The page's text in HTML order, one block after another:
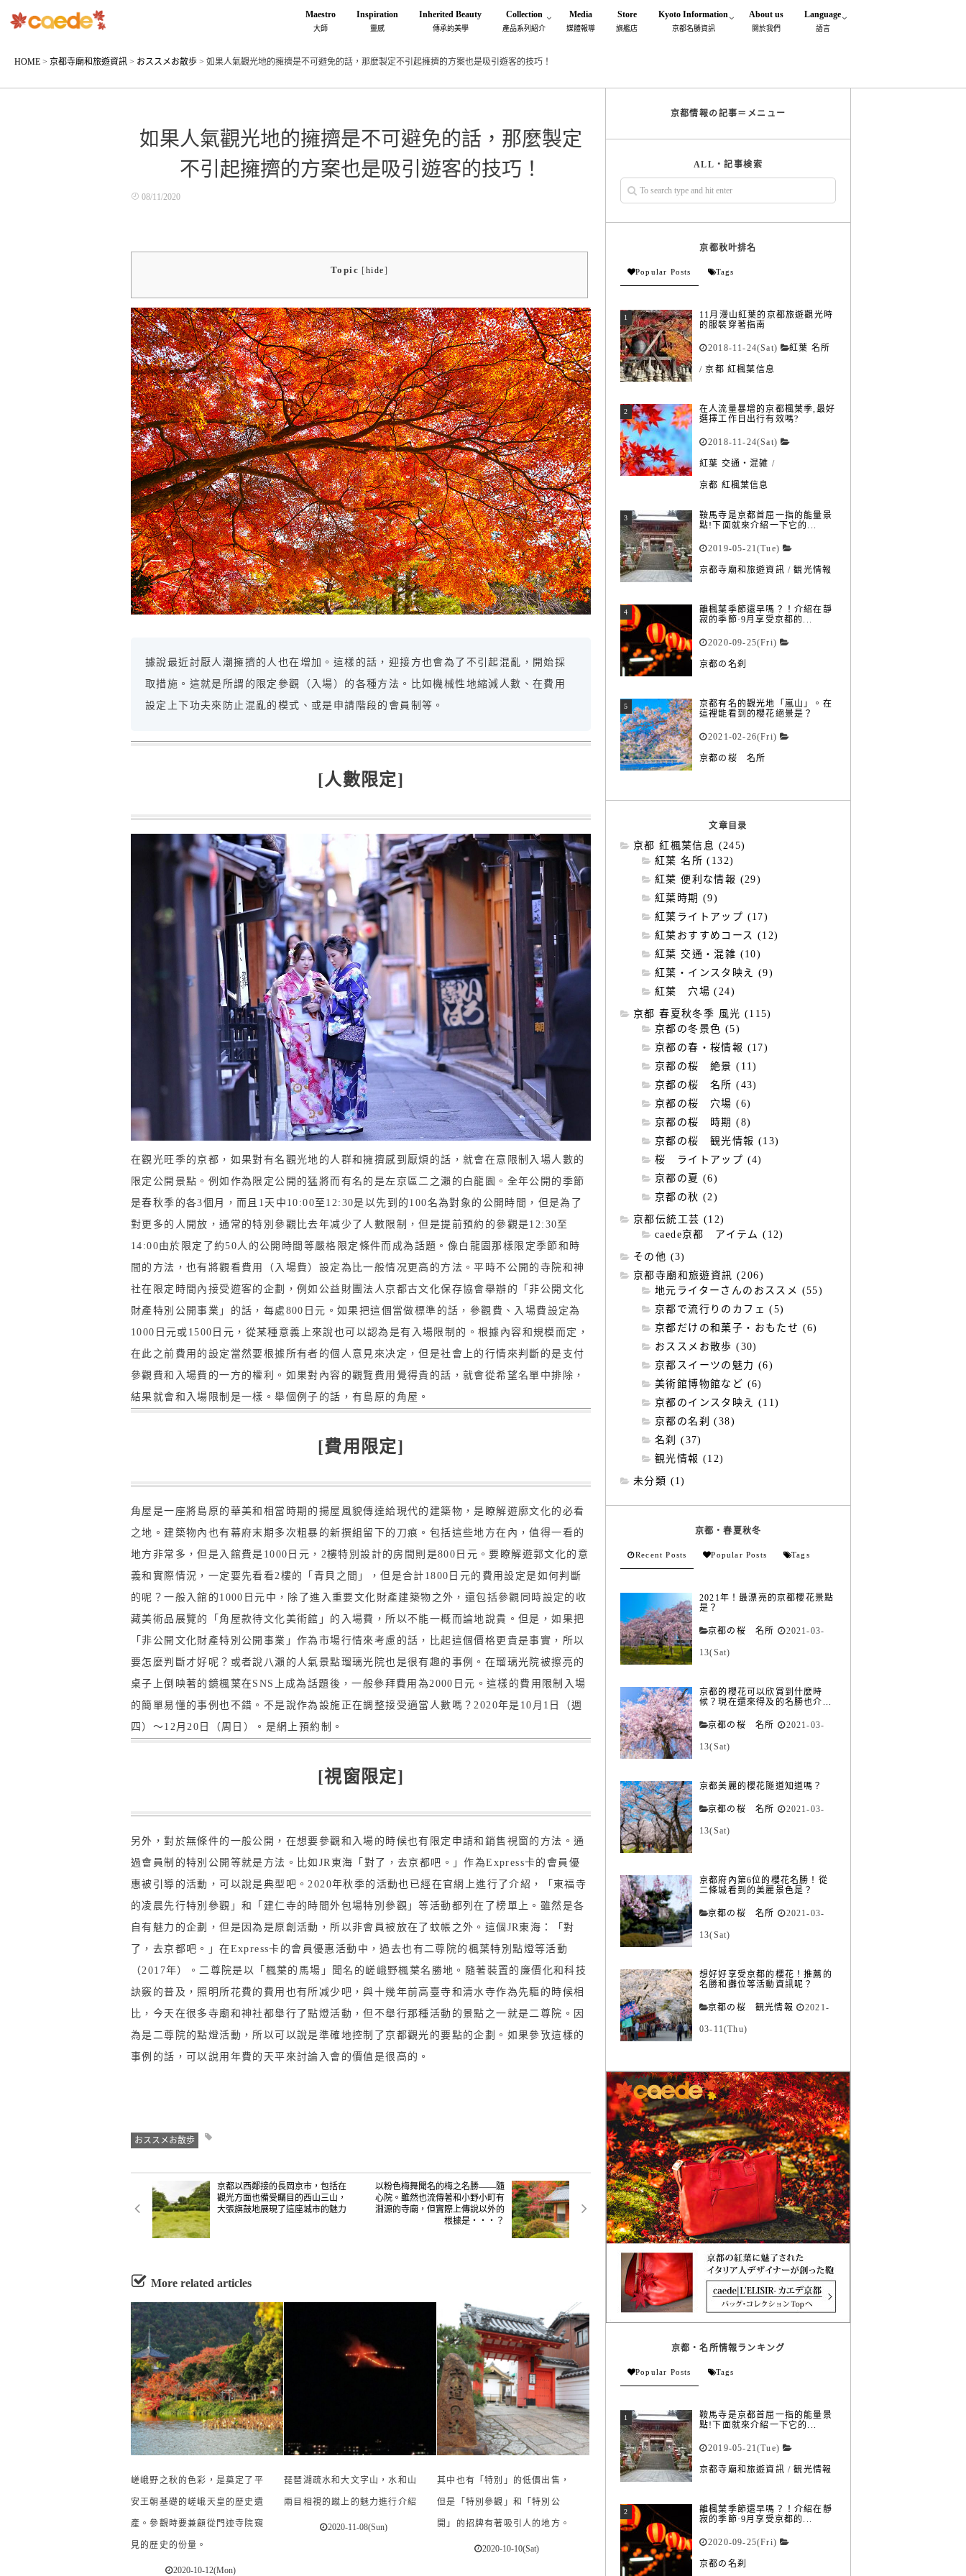
Maestro
大師
Inspiration
靈感
Inherited Beauty
傳承的美學
Collection
產品系列紹介
Media
媒體報導
Store
旗艦店
Kyoto Information
京都名勝資訊
About us
閞於我們
Language
語言
HOME > 京都寺廟和旅遊資訊 > おススメお散歩 > 如果人氣觀光地的擁擠是不可避免的話，那麼製定不引起擁擠的方案也是吸引遊客的技巧！
如果人氣觀光地的擁擠是不可避免的話，那麼製定
不引起擁擠的方案也是吸引遊客的技巧！
08/11/2020
Topic [hide]
據說最近討厭人潮擁擠的人也在增加。這樣的話，迎接方也會為了不引起混亂，開始採
取措施。這就是所謂的限定參觀（入場）的各種方法。比如機械性地縮減人數、在費用
設定上下功夫來防止混亂的模式、或是申請階段的會員制等。
[人數限定]
在觀光旺季的京都，如果對有名觀光地的人群和擁擠感到厭煩的話，就會在意限制入場人數的
限定公開景點。例如作為限定公開的猛將而有名的是左京區二之瀨的白龍園。全年公開的季節
是春秋季的各3個月，而且1天中10:00至12:30是以先到的100名為對象的公開時間，但是為了
對更多的人開放，通常的特別參觀比去年减少了人數限制，但是提前預約的參觀是12:30至
14:00由於限定了約50人的公開時間等嚴格限定條件而成為話題。像白龍園那樣限定季節和時
間的方法，也有將觀看費用（入場費）設定為比一般情况更高的方法。平時不公開的寺院和神
社在限定時間內接受遊客的企劃，例如公益財團法人京都古文化保存協會舉辦的「非公開文化
財產特別公開事業」的話，每處800日元。如果把這個當做標準的話，參觀費、入場費設定為
1000日元或1500日元，從某種意義上來說也可以認為是有入場限制的。根據內容和規模而定，
在此之前費用的設定當然要根據所有者的個人意見來决定，但是社會上的行情來判斷的是支付
參觀費和入場費的一方的權利。如果對內容的觀覽費用覺得貴的話，就會從希望名單中排除，
結果就會和入場限制是一樣。舉個例子的話，有島原的角屋。
[費用限定]
角屋是一座將島原的華美和相當時期的揚屋風貌傳達給現代的建築物，是瞭解遊廓文化的必看
之地。建築物內也有幕府末期多次粗暴的新撰組留下的刀痕。包括這些地方在內，值得一看的
地方非常多，但是入館費是1000日元，2樓特別設計的房間則是800日元。要瞭解遊郭文化的意
義和實際情況，一定要先看看2樓的「青貝之間」，但是合計1800日元的費用設定是如何判斷
的呢？一般入館的1000日元中，除了進入重要文化財產建築物之外，還包括參觀同時設定的收
藏美術品展覽的「角屋款待文化美術館」的入場費，所以不能一概而論地說貴。但是，如果把
「非公開文化財產特別公開事業」作為市場行情來考慮的話，比起這個價格更貴是事實，所以
要怎麼判斷才好呢？或者說八瀨的人氣景點瑠璃光院也是很有趣的事例。在瑠璃光院被擦亮的
桌子上倒映著的鏡楓葉在SNS上成為話題後，一般參拜費用為2000日元。這樣的費用限制入場
的簡單易懂的事例也不錯。不是說作為設施正在調整接受適當人數嗎？2020年是10月1日（週
四）～12月20日（周日）。是網上預約制。
[視窗限定]
另外，對於無條件的一般公開，在想要參觀和入場的時候也有限定申請和銷售視窗的方法。通
過會員制的特別公開等就是方法。比如JR東海「對了，去京都吧。」作為Express卡的會員優
惠被引導的活動，可以說是典型吧。2020年秋季的活動也已經在官網上進行了介紹，「東福寺
的凌晨先行特別參觀」和「建仁寺的時間外包場特別參觀」等活動都列在了榜單上。雖然是各
自有魅力的企劃，但是因為是原創活動，所以非會員被放在了蚊帳之外。這個JR東海：「對
了，去京都吧。」在Express卡的會員優惠活動中，過去也有二尊院的楓葉特別點燈等活動
（2017年）。二尊院是以「楓葉的馬場」聞名的嵯峨野楓葉名勝地。隨著裝置的廉價化和科技
訣竅的普及，照明所花費的費用也有所减少吧，與十幾年前高臺寺和清水寺作為先驅的時候相
比，今天在很多寺廟和神社都舉行了點燈活動，但不舉行那種活動的景點之一就是二尊院。因
為是二尊院的點燈活動，所以可以說是準確地控制了京都觀光的要點的企劃。如果參攷這樣的
事例的話，可以說用年費的天平來討論入會的價值是很高的。
おススメお散歩
京都以西鄰接的長岡京市，包括在
觀光方面也備受矚目的西山三山，
大張旗鼓地展現了這座城市的魅力
以粉色梅舞聞名的梅之名勝——隨
心院。雖然也流傳著和小野小町有
淵源的寺廟，但實際上傳說以外的
根據是・・・？
More related articles
嵯峨野之秋的色彩，是奠定了平
安王朝基礎的嵯峨天皇的歷史遺
產。參觀時要兼顧從門迹寺院窺
見的歷史的份量。
2020-10-12(Mon)
琵琶湖疏水和大文字山，水和山
兩目相視的蹴上的魅力進行介紹
2020-11-08(Sun)
其中也有「特別」的低價出售，
但是「特別參觀」和「特別公
開」的招牌有著吸引人的地方。
2020-10-10(Sat)
京都情報の記事＝メニュー
ALL・記事検索
京都秋叶排名
Popular Posts Tags
11月漫山紅葉的京都旅遊觀光時
的服裝穿著指南
2018-11-24(Sat) 紅葉 名所
/京都 紅楓葉信息
在人流量暴增的京都楓葉季,最好
選擇工作日出行有效嗎?
2018-11-24(Sat)
紅葉 交通・混雑 /
京都 紅楓葉信息
鞍馬寺是京都首屈一指的能量景
點!下面就來介紹一下它的...
2019-05-21(Tue)
京都寺廟和旅遊資訊 /観光情報
離楓葉季節還早嗎？！介紹在靜
寂的季節·9月享受京都的...
2020-09-25(Fri)
京都の名刹
京都有名的觀光地「嵐山」。在
這裡能看到的櫻花絕景是？
2021-02-26(Fri)
京都の桜 名所
文章目录
京都 紅楓葉信息 (245)
紅葉 名所 (132)
紅葉 便利な情報 (29)
紅葉時期 (9)
紅葉ライトアップ (17)
紅葉おすすめコース (12)
紅葉 交通・混雑 (10)
紅葉・インスタ映え (9)
紅葉 穴場 (24)
京都 春夏秋冬季 風光 (115)
京都の冬景色 (5)
京都の春・桜情報 (17)
京都の桜 絶景 (11)
京都の桜 名所 (43)
京都の桜 穴場 (6)
京都の桜 時期 (8)
京都の桜 観光情報 (13)
桜 ライトアップ (4)
京都の夏 (6)
京都の秋 (2)
京都伝統工芸 (12)
caede京都 アイテム (12)
その他 (3)
京都寺廟和旅遊資訊 (206)
地元ライターさんのおススメ (55)
京都で流行りのカフェ (5)
京都だけの和菓子・おもたせ (6)
おススメお散歩 (30)
京都スイーツの魅力 (6)
美術館博物館など (6)
京都のインスタ映え (11)
京都の名刹 (38)
名刹 (37)
観光情報 (12)
未分類 (1)
京都・春夏秋冬
Recent Posts Popular Posts Tags
2021年！最漂亮的京都櫻花景點
是？
京都の桜 名所 2021-03-
13(Sat)
京都的櫻花可以欣賞到什麼時
候？現在還來得及的名勝也介...
京都の桜 名所 2021-03-
13(Sat)
京都美麗的櫻花隧道知道嗎？
京都の桜 名所 2021-03-
13(Sat)
京都府內第6位的櫻花名勝！從
二條城看到的美麗景色是？
京都の桜 名所 2021-03-
13(Sat)
想好好享受京都的櫻花！推薦的
名勝和攤位等活動資訊呢？
京都の桜 観光情報 2021-
03-11(Thu)
京都・名所情報ランキング
Popular Posts Tags
鞍馬寺是京都首屈一指的能量景
點!下面就來介紹一下它的...
2019-05-21(Tue)
京都寺廟和旅遊資訊 /観光情報
離楓葉季節還早嗎？！介紹在靜
寂的季節·9月享受京都的...
2020-09-25(Fri)
京都の名刹